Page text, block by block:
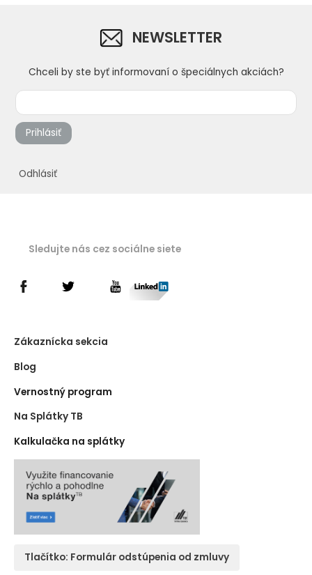
NEWSLETTER
Chceli by ste byť informovaní o špeciálnych akciách?
Prihlásiť
Odhlásiť
Sledujte nás cez sociálne siete
Zákaznícka sekcia
Blog
Vernostný program
Na Splátky TB
Kalkulačka na splátky
Tlačítko: Formulár odstúpenia od zmluvy